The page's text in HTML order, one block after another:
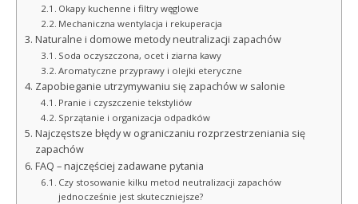
Okapy kuchenne i filtry węglowe
Mechaniczna wentylacja i rekuperacja
Naturalne i domowe metody neutralizacji zapachów
Soda oczyszczona, ocet i ziarna kawy
Aromatyczne przyprawy i olejki eteryczne
Zapobieganie utrzymywaniu się zapachów w salonie
Pranie i czyszczenie tekstyliów
Sprzątanie i organizacja odpadków
Najczęstsze błędy w ograniczaniu rozprzestrzeniania się
zapachów
FAQ – najczęściej zadawane pytania
Czy stosowanie kilku metod neutralizacji zapachów
jednocześnie jest skuteczniejsze?